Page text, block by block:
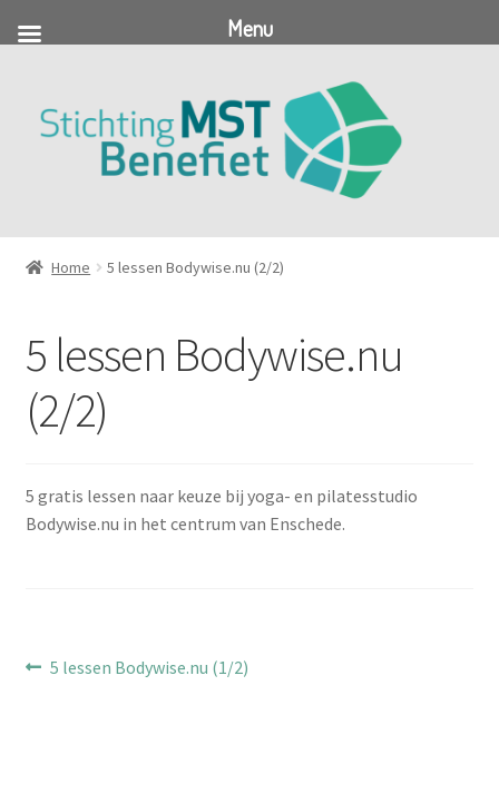
door
naar
naar
de
Home 5 lessen Bodywise.nu (2/2)
5 lessen Bodywise.nu
(2/2)
5 gratis lessen naar keuze bij yoga- en pilatesstudio
Bodywise.nu in het centrum van Enschede.
Bericht
Vorig
5 lessen Bodywise.nu (1/2)
Menu